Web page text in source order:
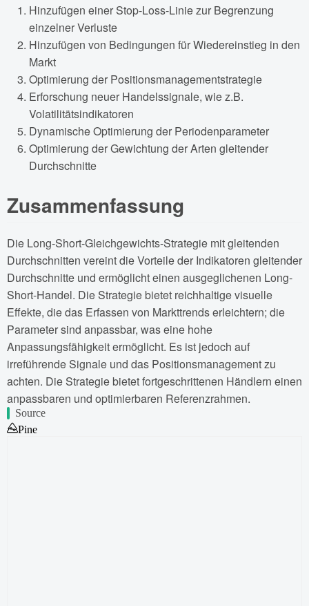
Hinzufügen einer Stop-Loss-Linie zur Begrenzung
einzelner Verluste
Hinzufügen von Bedingungen für Wiedereinstieg in den
Markt
Optimierung der Positionsmanagementstrategie
Erforschung neuer Handelssignale, wie z.B.
Volatilitätsindikatoren
Dynamische Optimierung der Periodenparameter
Optimierung der Gewichtung der Arten gleitender
Durchschnitte
Zusammenfassung
Die Long-Short-Gleichgewichts-Strategie mit gleitenden
Durchschnitten vereint die Vorteile der Indikatoren gleitender
Durchschnitte und ermöglicht einen ausgeglichenen Long-
Short-Handel. Die Strategie bietet reichhaltige visuelle
Effekte, die das Erfassen von Markttrends erleichtern; die
Parameter sind anpassbar, was eine hohe
Anpassungsfähigkeit ermöglicht. Es ist jedoch auf
irreführende Signale und das Positionsmanagement zu
achten. Die Strategie bietet fortgeschrittenen Händlern einen
anpassbaren und optimierbaren Referenzrahmen.
Source
Pine